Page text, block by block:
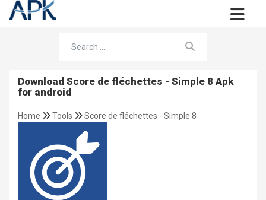
Download Score de fléchettes - Simple 8 Apk
for android
Home Tools Score de fléchettes - Simple 8